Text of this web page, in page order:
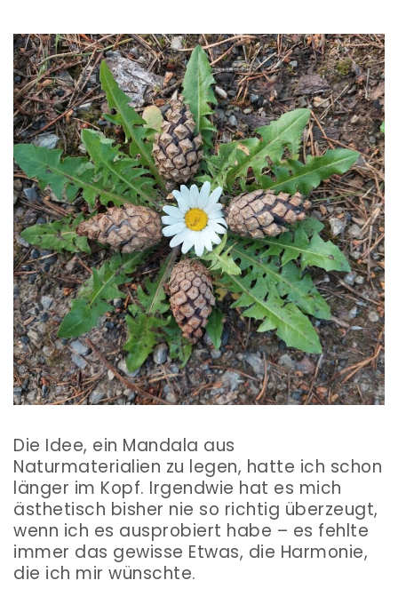
Die Idee, ein Mandala aus
Naturmaterialien zu legen, hatte ich schon
länger im Kopf. Irgendwie hat es mich
ästhetisch bisher nie so richtig überzeugt,
wenn ich es ausprobiert habe – es fehlte
immer das gewisse Etwas, die Harmonie,
die ich mir wünschte.